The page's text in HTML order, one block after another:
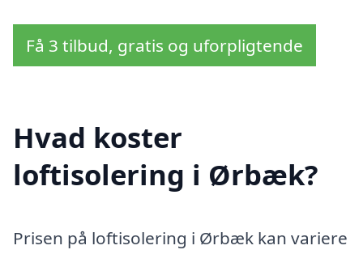
Få 3 tilbud, gratis og uforpligtende
Hvad koster
loftisolering i Ørbæk?
Prisen på loftisolering i Ørbæk kan variere